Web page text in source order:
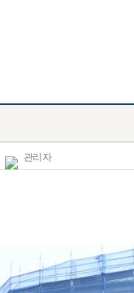
관리자